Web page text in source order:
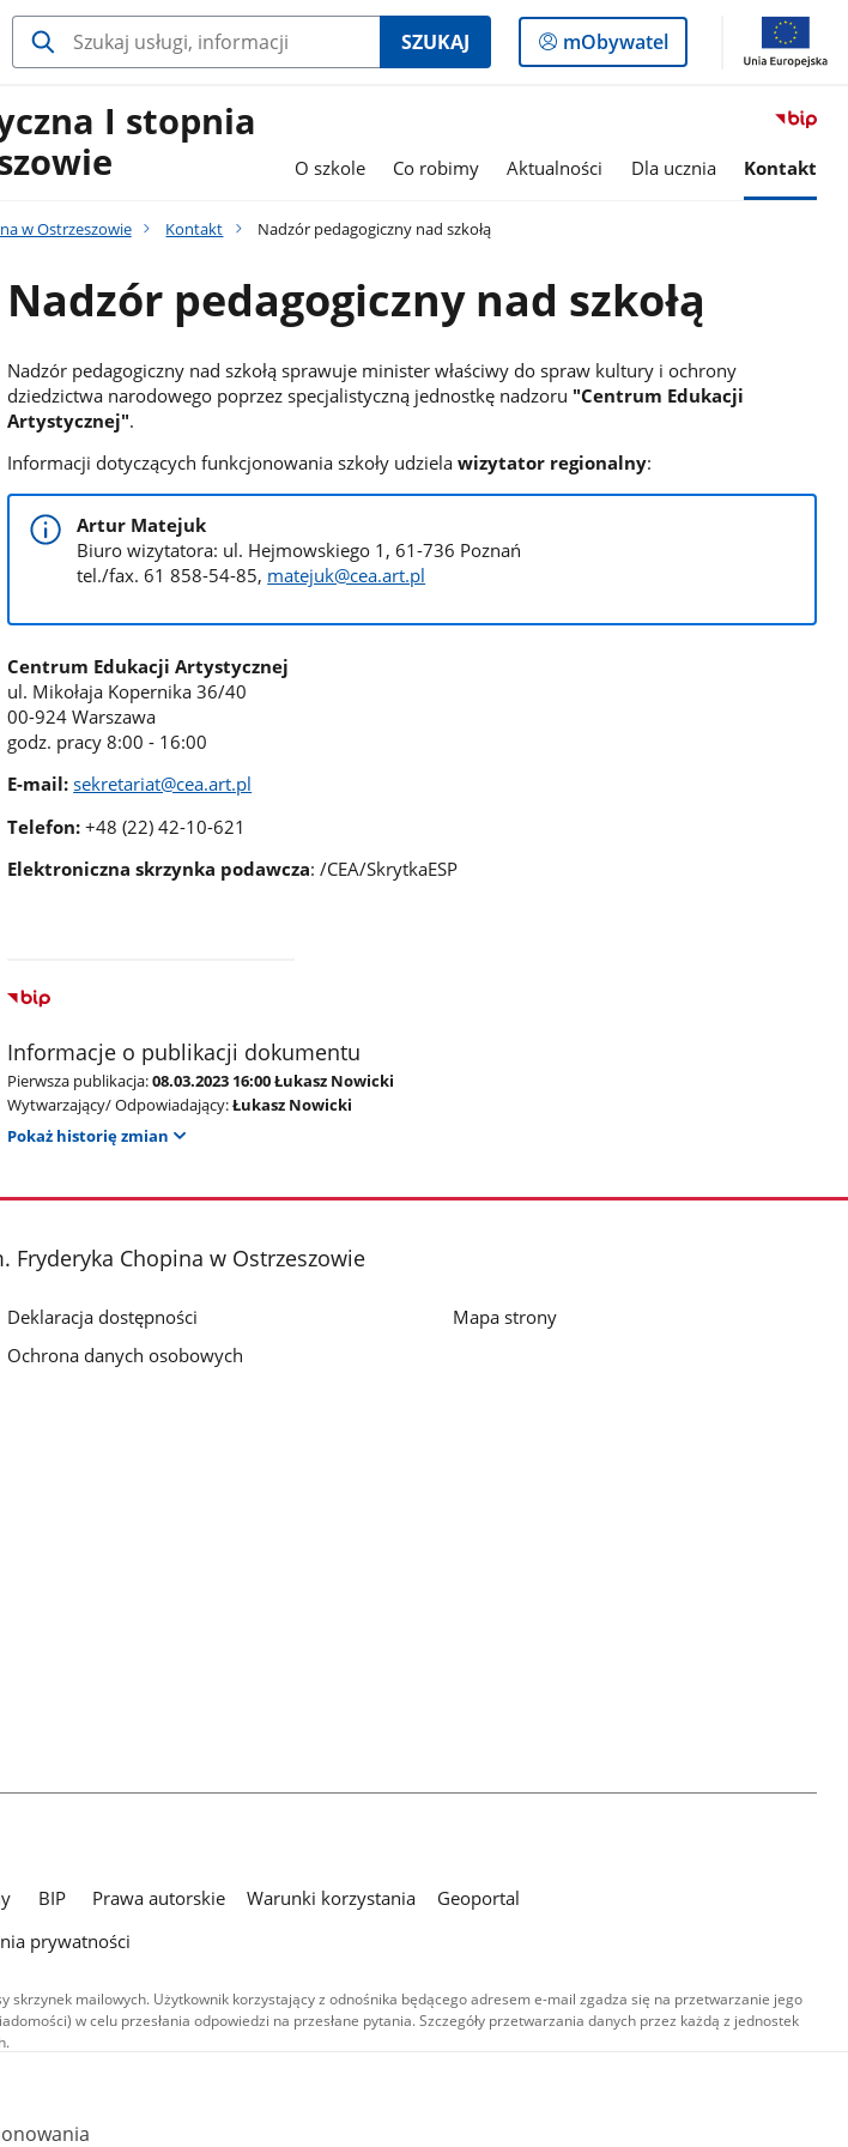
SZUKAJ
Logowanie
do
mObywatel
I stopnia
O szkole Co robimy Aktualności Dla ucznia Kontakt
w Ostrzeszowie Kontakt Nadzór pedagogiczny nad szkołą
Nadzór pedagogiczny nad szkołą
Nadzór pedagogiczny nad szkołą sprawuje minister właściwy do spraw kultury i ochrony
dziedzictwa narodowego poprzez specjalistyczną jednostkę nadzoru "Centrum Edukacji
Artystycznej".
Informacji dotyczących funkcjonowania szkoły udzielawizytator regionalny:
Artur Matejuk
Biuro wizytatora: ul. Hejmowskiego 1, 61-736 Poznań
tel./fax. 61 858-54-85, matejuk@cea.art.pl
Centrum Edukacji Artystycznej
ul. Mikołaja Kopernika 36/40
00-924 Warszawa
godz. pracy 8:00 - 16:00
E-mail:sekretariat@cea.art.pl
Telefon:+48 (22) 42-10-621
Elektroniczna skrzynka podawcza: /CEA/SkrytkaESP
Informacje o publikacji dokumentu
Pierwsza publikacja:08.03.2023 16:00 Łukasz Nowicki
Wytwarzający/ Odpowiadający:Łukasz Nowicki
Pokaż historię zmian
Fryderyka Chopina w Ostrzeszowie
Deklaracja dostępności
Ochrona danych osobowych
Mapa strony
BIP Prawa autorskie Warunki korzystania
Geoportal
prywatności
skrzynek mailowych. Użytkownik korzystający z odnośnika będącego adresem e-mail zgadza się na przetwarzanie jego
w celu przesłania odpowiedzi na przesłane pytania. Szczegóły przetwarzania danych przez każdą z jednostek
treści audiowizualnych), są
uznanie autorstwa - na tych samych
w tym zdjęcia, materiały audio i wideo,
uznanie autorstwa użycie niekomercyjne -